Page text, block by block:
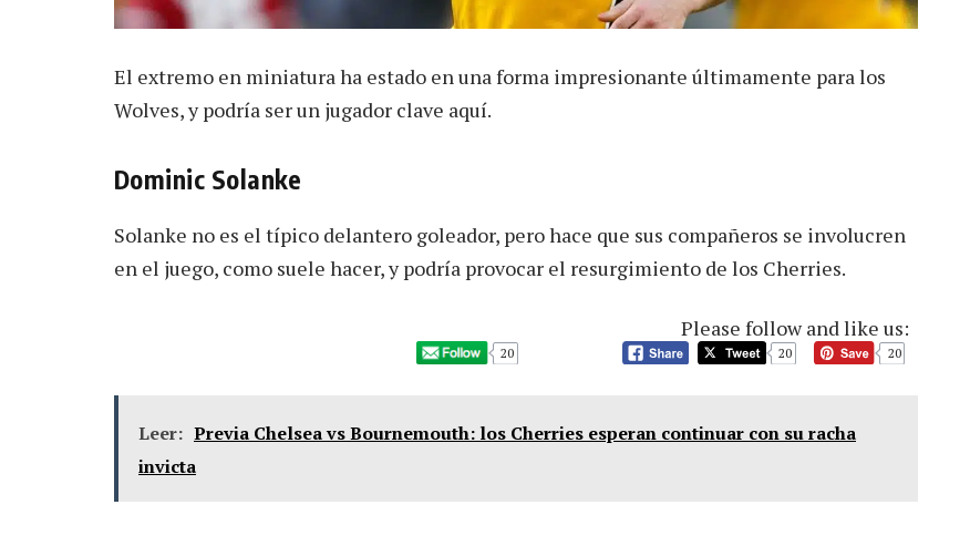
El extremo en miniatura ha estado en una forma impresionante últimamente para los
Wolves, y podría ser un jugador clave aquí.
Dominic Solanke
Solanke no es el típico delantero goleador, pero hace que sus compañeros se involucren
en el juego, como suele hacer, y podría provocar el resurgimiento de los Cherries.
Please follow and like us:
20 20 20
Leer: Previa Chelsea vs Bournemouth: los Cherries esperan continuar con su racha
invicta